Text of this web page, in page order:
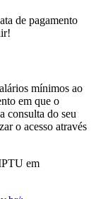
de pagamento
mínimos ao
em que o
consulta do seu
o acesso através
em